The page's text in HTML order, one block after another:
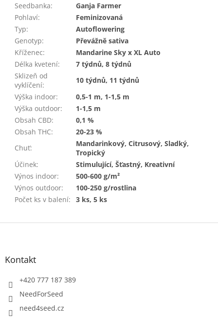
Seedbanka:
Ganja Farmer
Pohlaví:
Feminizovaná
Typ:
Autoflowering
Genotyp:
Převážně sativa
Kříženec:
Mandarine Sky x XL Auto
Délka kvetení:
7 týdnů, 8 týdnů
Sklizeň od
vyklíčení:
10 týdnů, 11 týdnů
Výška indoor:
0,5-1 m, 1-1,5 m
Výška outdoor:
1-1,5 m
Obsah CBD:
0,1 %
Obsah THC:
20-23 %
Chuť:
Mandarinkový, Citrusový, Sladký,
Tropický
Účinek:
Stimulující, Šťastný, Kreativní
Výnos indoor:
500-600 g/m²
Výnos outdoor:
100-250 g/rostlina
Počet ks v balení: 3 ks, 5 ks
Z
Kontakt
+420 777 187 389
NeedForSeed
need4seed.cz